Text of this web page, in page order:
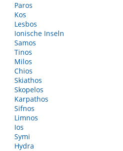
Paros
Kos
Lesbos
Ionische Inseln
Samos
Tinos
Milos
Chios
Skiathos
Skopelos
Karpathos
Sifnos
Limnos
Ios
Symi
Hydra